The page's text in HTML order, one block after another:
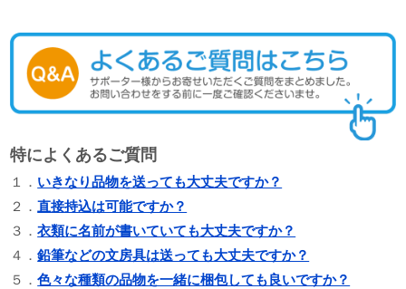
特によくあるご質問
１． いきなり品物を送っても大丈夫ですか？
２．直接持込は可能ですか？
３．衣類に名前が書いていても大丈夫ですか？
４．鉛筆などの文房具は送っても大丈夫ですか？
５．色々な種類の品物を一緒に梱包しても良いですか？